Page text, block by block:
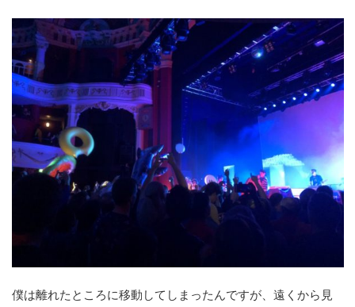
僕は離れたところに移動してしまったんですが、遠くから見